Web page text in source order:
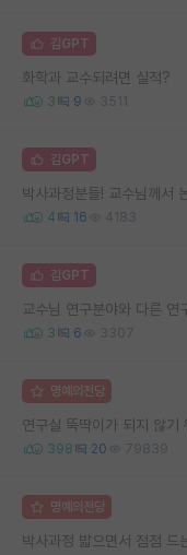
김GPT
화학과 교수되려면 실적?
3 9 3511
김GPT
박사과정분들! 교수님께서
4 16 4183
김GPT
교수님 연구분야와 다른 연
3 6 3307
명예의전당
연구실 뚝딱이가 되지 않기
398 20 79839
명예의전당
박사과정 밟으면서 점점 드